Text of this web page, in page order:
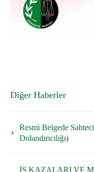
Diğer Haberler
Resmi Belgede
Dolandırıcılığı)
İŞ KAZALARI VE